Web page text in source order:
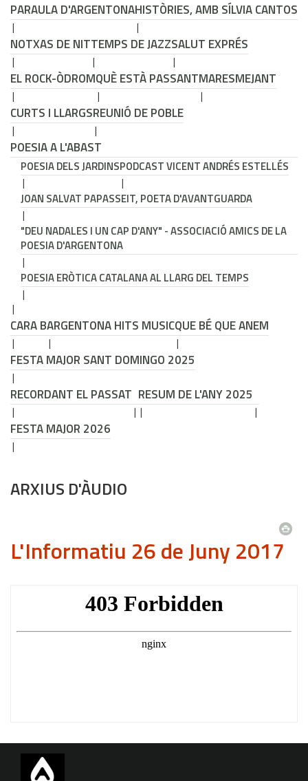
PARAULA D'ARGENTONAHISTÒRIES, AMB SÍLVIA CANTOS
NOTXAS DE NITTEMPS DE JAZZSALUT EXPRÉS
EL ROCK-ÒDROMQUÈ ESTÀ PASSANTMARESMEJANT
CURTS I LLARGSREUNIÓ DE POBLE
POESIA A L'ABAST
POESIA DELS JARDINSPODCAST VICENT ANDRÉS ESTELLÉS
JOAN SALVAT PAPASSEIT, POETA D'AVANTGUARDA
"DEU NADALES I UN CAP D'ANY" - ASSOCIACIÓ AMICS DE LA
POESIA D'ARGENTONA
POESIA ERÒTICA CATALANA AL LLARG DEL TEMPS
CARA BARGENTONA HITS MUSICQUE BÉ QUE ANEM
FESTA MAJOR SANT DOMINGO 2025
RECORDANT EL PASSAT RESUM DE L'ANY 2025
FESTA MAJOR 2026
ARXIUS D'ÀUDIO
L'Informatiu 26 de Juny 2017